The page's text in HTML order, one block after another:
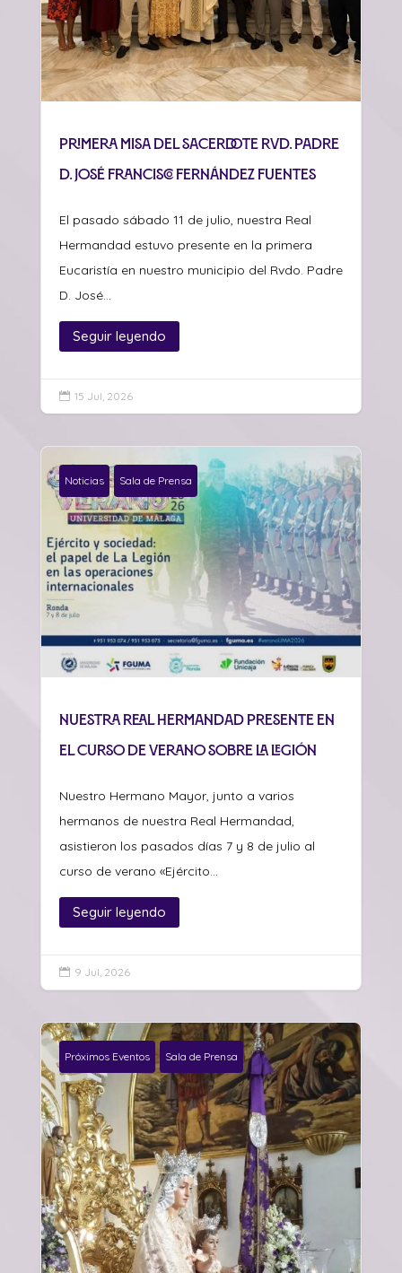
Primera misa del sacerdote Rvd. Padre
D. José Francisco Fernández Fuentes
El pasado sábado 11 de julio, nuestra Real
Hermandad estuvo presente en la primera
Eucaristía en nuestro municipio del Rvdo. Padre
D. José...
Seguir leyendo
 15 Jul, 2026
Noticias Sala de Prensa
Nuestra Real Hermandad presente en
el curso de verano sobre La Legión
Nuestro Hermano Mayor, junto a varios
hermanos de nuestra Real Hermandad,
asistieron los pasados días 7 y 8 de julio al
curso de verano «Ejército...
Seguir leyendo
 9 Jul, 2026
Próximos Eventos Sala de Prensa